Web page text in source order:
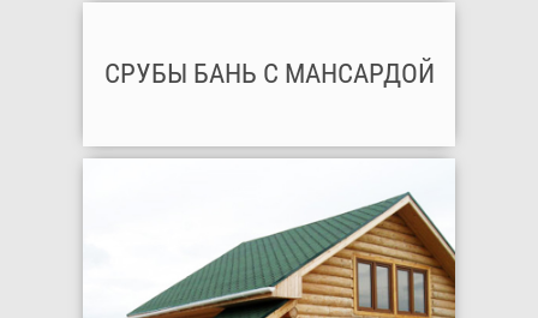
СРУБЫ БАНЬ С МАНСАРДОЙ